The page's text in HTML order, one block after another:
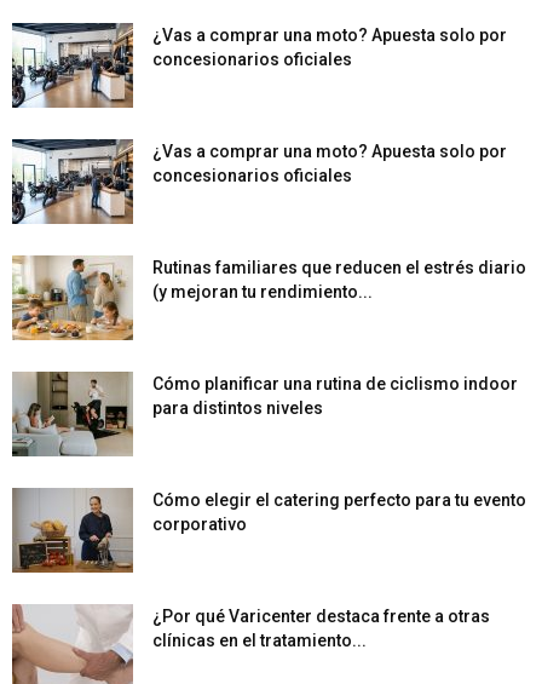
¿Vas a comprar una moto? Apuesta solo por
concesionarios oficiales
¿Vas a comprar una moto? Apuesta solo por
concesionarios oficiales
Rutinas familiares que reducen el estrés diario
(y mejoran tu rendimiento...
Cómo planificar una rutina de ciclismo indoor
para distintos niveles
Cómo elegir el catering perfecto para tu evento
corporativo
¿Por qué Varicenter destaca frente a otras
clínicas en el tratamiento...